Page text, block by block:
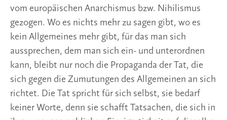
vom europäischen Anarchismus bzw. Nihilismus
gezogen. Wo es nichts mehr zu sagen gibt, wo es
kein Allgemeines mehr gibt, für das man sich
aussprechen, dem man sich ein- und unterordnen
kann, bleibt nur noch die Propaganda der Tat, die
sich gegen die Zumutungen des Allgemeinen an sich
richtet. Die Tat spricht für sich selbst, sie bedarf
keiner Worte, denn sie schafft Tatsachen, die sich in